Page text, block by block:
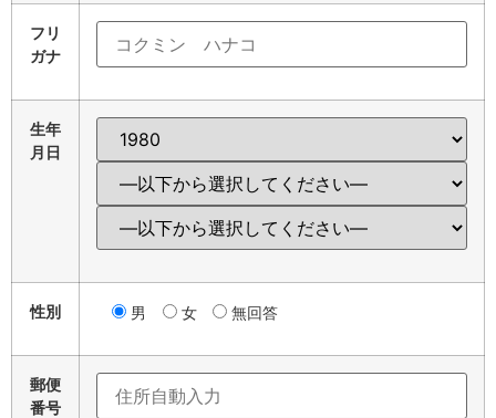
フリ
ガナ
生年
月日
性別 男 女 無回答
郵便
番号